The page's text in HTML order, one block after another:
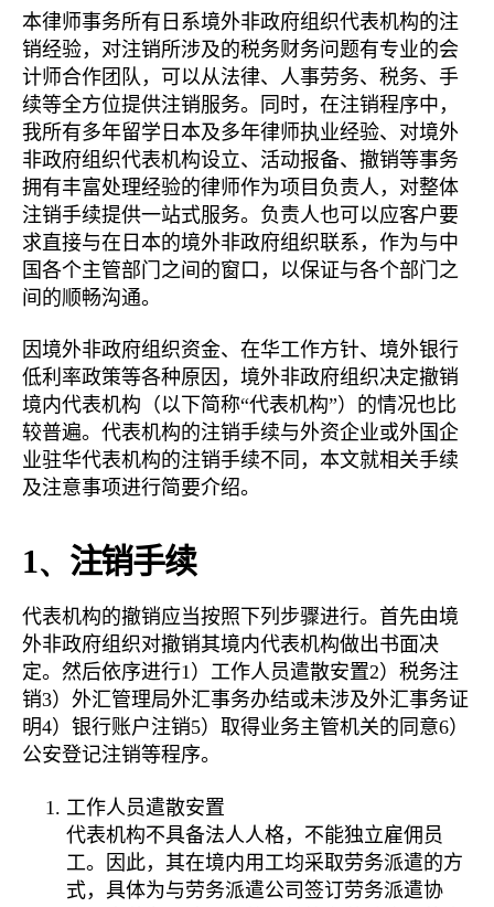
本律师事务所有日系境外非政府组织代表机构的注
销经验，对注销所涉及的税务财务问题有专业的会
计师合作团队，可以从法律、人事劳务、税务、手
续等全方位提供注销服务。同时，在注销程序中，
我所有多年留学日本及多年律师执业经验、对境外
非政府组织代表机构设立、活动报备、撤销等事务
拥有丰富处理经验的律师作为项目负责人，对整体
注销手续提供一站式服务。负责人也可以应客户要
求直接与在日本的境外非政府组织联系，作为与中
国各个主管部门之间的窗口，以保证与各个部门之
间的顺畅沟通。
因境外非政府组织资金、在华工作方针、境外银行
低利率政策等各种原因，境外非政府组织决定撤销
境内代表机构（以下简称“代表机构”）的情况也比
较普遍。代表机构的注销手续与外资企业或外国企
业驻华代表机构的注销手续不同，本文就相关手续
及注意事项进行简要介绍。
1、 注销手续
代表机构的撤销应当按照下列步骤进行。首先由境
外非政府组织对撤销其境内代表机构做出书面决
定。然后依序进行1）工作人员遣散安置2）税务注
销3）外汇管理局外汇事务办结或未涉及外汇事务证
明4）银行账户注销5）取得业务主管机关的同意6）
公安登记注销等程序。
工作人员遣散安置
代表机构不具备法人人格，不能独立雇佣员
工。因此，其在境内用工均采取劳务派遣的方
式，具体为与劳务派遣公司签订劳务派遣协